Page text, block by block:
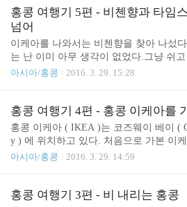
을 수 있는 것은 한계가 있었다.유럽여행
에 방수커버를 썼었는데, 어느순간 어디
수 없었기에, 비에 노출되지 않도록 아예..
문점이라 봐도 무방할 듯 하다. 여기서 이
먹기로 했다.사실 점심이라고는 제대로
니 말이다. 우리가 시킨 것은 총 6가지의
썸과 맥주였다.하나하나가 맛있었다.또
가 색달랐다. 다행히도 여기는 중심가가
사람도 적었고, 시간대도 저녁시간대는
었다.체력은 방전난지 오래였으니 말이다
직도 하늘은 어둡고 비가 내렸다가 그..
홍콩 여행기 5편 - 비첸향과 타임
넘어
이케아를 나와서는 비첸향을 찾아 나섰다
는 난 이미 아무 생각이 없었다.그냥 쉬
지만 그러지 못했다.젠장. 비첸향은 일종
비롯한 국가들 보다는 상대적으로 가격도
못하다는 평가가 있다고 한다. 비는 여전
내리고 있었고, 피곤하고 짜증이 나기에,
자체를 거의 찍은게 없다.짜증난다. 육포
타임스퀘어로 향했다. 타임스퀘어의 토스
가의 블로그에서 홍콩에서 무조건 해야
하나로 나와있겠지. 지치고 질린다.나 역
아시아/홍콩 2016. 3. 29. 15:28
홍콩 여행기 4편 - 홍콩 이케아를
홍콩 이케아 ( IKEA )는 코즈웨이 베이 (
y ) 에 위치하고 있다. 처음으로 가본 이
넓고 좋았다.거의 대부분의 가구에 직접
가 와서 그럴까, 사람들은 많지 않았다. 가
아시아/홍콩 2016. 3. 29. 14:59
홍콩 여행기 3편 - 비 내리는 홍콩